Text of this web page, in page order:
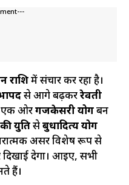
राशिमें संचार कर रहा है।
से आगे बढ़कररेवती
एक ओरगजकेसरी योगबन
युतिसेबुधादित्य योग
असर विशेष रूप से
दिखाई देगा। आइए, सभी
हैं।